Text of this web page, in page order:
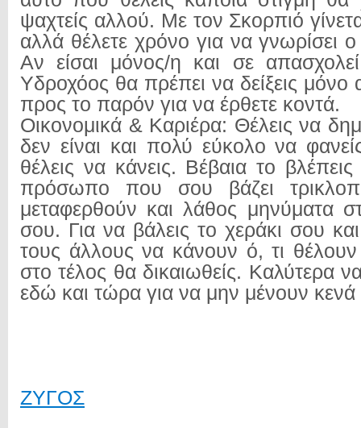
ψαχτείς αλλού. Με τον Σκορπιό
αλλά θέλετε χρόνο για να γνωρίσει
Αν είσαι μόνος/η και σε
Υδροχόος θα πρέπει να δείξεις μόνο
προς το παρόν για να έρθετε κοντά.
Οικονομικά & Καριέρα: Θέλεις να
δεν είναι και πολύ εύκολο να
θέλεις να κάνεις. Βέβαια το
πρόσωπο που σου βάζει
μεταφερθούν και λάθος μηνύματα
σου. Για να βάλεις το χεράκι σου
τους άλλους να κάνουν ό, τι θέλουν
στο τέλος θα δικαιωθείς. Καλύτερα
εδώ και τώρα για να μην μένουν κενά
ΖΥΓΟΣ